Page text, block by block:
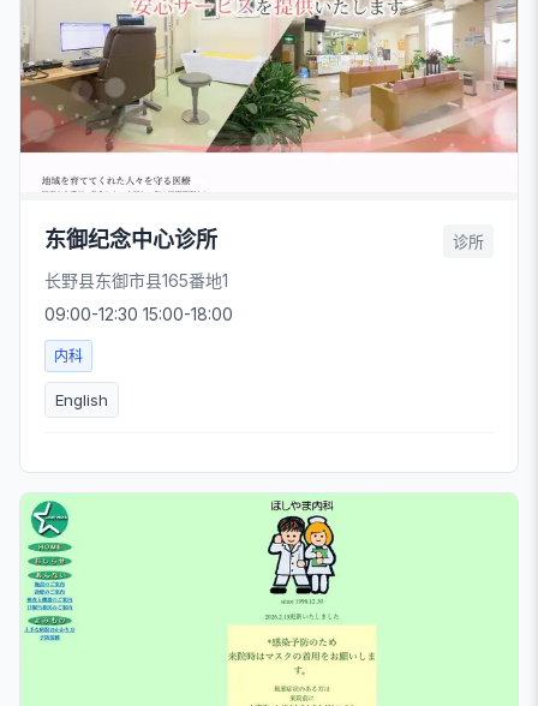
东御纪念中心诊所 诊所
长野县东御市县165番地1
09:00-12:30 15:00-18:00
内科
English